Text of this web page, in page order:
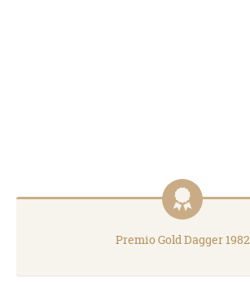
Premio Gold Dagger 1982